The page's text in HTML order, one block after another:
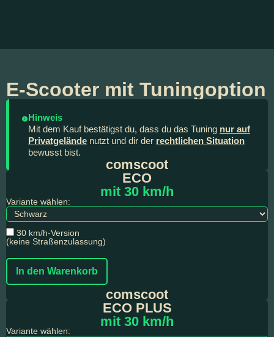
E-Scooter mit Tuningoption
i
Hinweis
Mit dem Kauf bestätigst du, dass du das Tuning nur auf
Privatgelände nutzt und dir der rechtlichen Situation
bewusst bist.
comscoot
ECO
mit 30 km/h
Variante wählen:
30 km/h-Version
(keine Straßenzulassung)
In den Warenkorb
comscoot
ECO PLUS
mit 30 km/h
Variante wählen: